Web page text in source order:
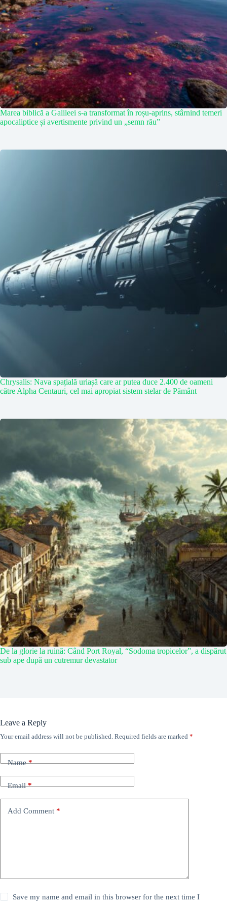
Marea biblică a Galileei s-a transformat în roșu-aprins, stârnind temeri
apocaliptice și avertismente privind un „semn rău”
Chrysalis: Nava spațială uriașă care ar putea duce 2.400 de oameni
către Alpha Centauri, cel mai apropiat sistem stelar de Pământ
De la glorie la ruină: Când Port Royal, “Sodoma tropicelor”, a dispărut
sub ape după un cutremur devastator
Leave a Reply
Your email address will not be published. Required fields are marked *
Name*
Email*
Add Comment *
Save my name and email in this browser for the next time I